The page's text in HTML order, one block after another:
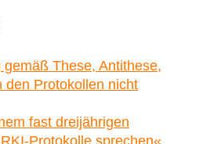
These, Antithese,
den Protokollen nicht
fast dreijährigen
Protokolle sprechen«